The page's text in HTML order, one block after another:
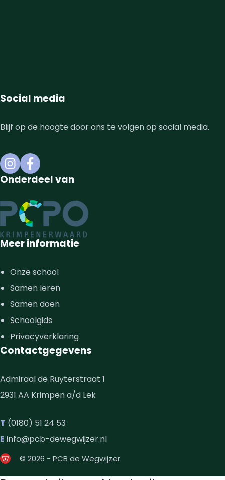
Social media
Blijf op de hoogte door ons te volgen op social media.
Onderdeel van
Meer informatie
Onze school
Samen leren
Samen doen
Schoolgids
Privacyverklaring
Contactgegevens
Admiraal de Ruyterstraat 1
2931 AA Krimpen a/d Lek
T (0180) 51 24 53
E info@pcb-dewegwijzer.nl
© 2026 - PCB de Wegwijzer